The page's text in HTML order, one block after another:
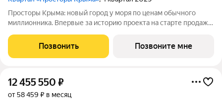
Просторы Крыма: новый город у моря по ценам обычного
миллионника. Впервые за историю проекта на старте продаж
территории. У вас в доступе 2 моря сразу: Черное и Азовское!
Позвонить Позвоните мне
12 455 550 ₽
от 58 459 ₽ в месяц